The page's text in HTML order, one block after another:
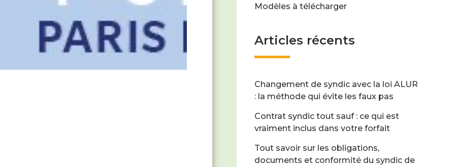
Modèles à télécharger
Articles récents
Changement de syndic avec la loi ALUR
: la méthode qui évite les faux pas
Contrat syndic tout sauf : ce qui est
vraiment inclus dans votre forfait
Tout savoir sur les obligations,
documents et conformité du syndic de